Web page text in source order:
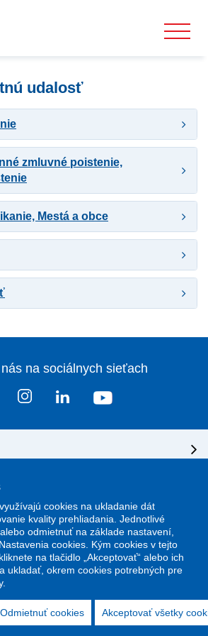
cookies na ukladanie dát
kvality prehliadania. Jednotlivé
odmietnuť na základe nastavení,
cookies. Kým cookies v tejto
na tlačidlo „Akceptovať“ alebo ich
ukladať, okrem cookies potrebných pre
Odmietnuť cookies Akceptovať všetky
udalosť
zmluvné poistenie,
Mestá a obce
na sociálnych sieťach
redakčný system ActiveWeb